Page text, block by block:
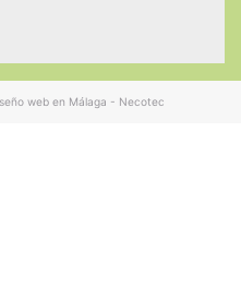
web en Málaga - Necotec